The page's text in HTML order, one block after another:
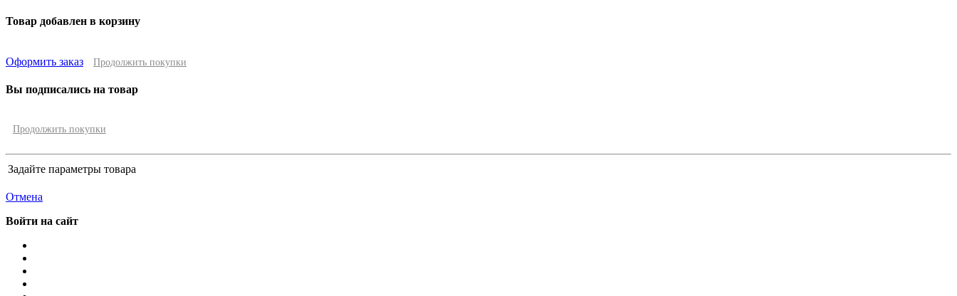
Товар добавлен в корзину
Оформить заказ Продолжить покупки
Вы подписались на товар
Продолжить покупки
Задайте параметры товара
Отмена
Войти на сайт